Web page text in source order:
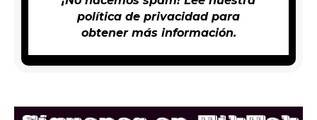
política de privacidadpara
obtener más información.